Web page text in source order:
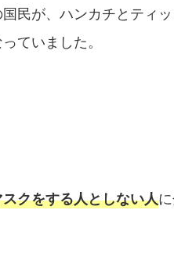
民が、ハンカチとティ
ていました。
クをする人としない人